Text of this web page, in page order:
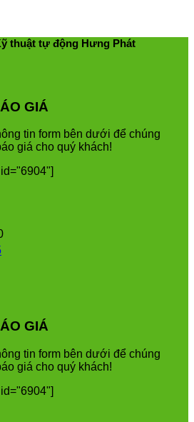
thuật tự động Hưng Phát
GIÁ
ông tin form bên dưới để chúng
áo giá cho quý khách!
GIÁ
ông tin form bên dưới để chúng
áo giá cho quý khách!